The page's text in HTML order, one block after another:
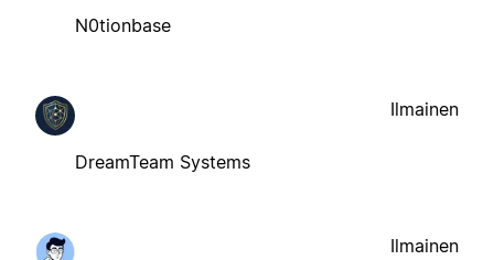
N0tionbase
DreamTeam Systems
Ilmainen
Ilmainen